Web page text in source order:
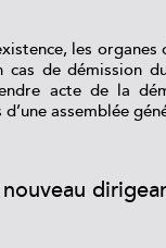
les
cas de démission
acte de la
assemblée